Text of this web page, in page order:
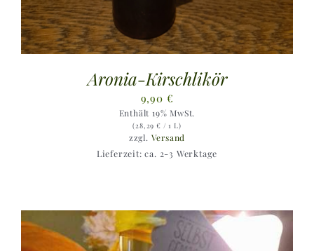
Aronia-Kirschlikör
9,90 €
Enthält 19% MwSt.
(28,29€ / 1 L)
zzgl. Versand
Lieferzeit: ca. 2-3 Werktage